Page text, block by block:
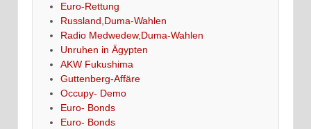
Euro-Rettung
Russland,Duma-Wahlen
Radio Medwedew,Duma-Wahlen
Unruhen in Ägypten
AKW Fukushima
Guttenberg-Affäre
Occupy- Demo
Euro- Bonds
Euro- Bonds